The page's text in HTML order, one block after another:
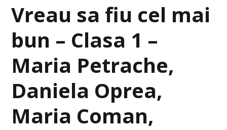
Vreau sa fiu cel mai
bun – Clasa 1 –
Maria Petrache,
Daniela Oprea,
Maria Coman,